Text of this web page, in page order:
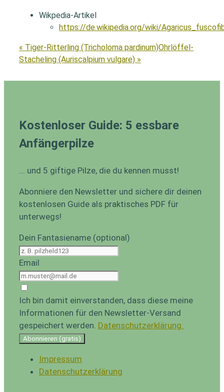
Wikpedia-Artikel
https://de.wikipedia.org/wiki/
« Tiger-Ritterling (Tricholoma pardinum)Ohrlöffel-
Stacheling (Auriscalpium vulgare) »
Kostenloser Guide: 5 essbare
Anfängerpilze
... und 5 giftige Pilze, die du kennen musst!
Abonniere den Newsletter und sichere dir deinen
kostenlosen Guide als praktisches PDF für
unterwegs!
Dein Fantasiename (optional)
Email
Ich bin damit einverstanden, dass diese meine
Informationen für den Newsletter-Versand
gespeichert werden. Datenschutzerklärung.
Abonnieren (gratis)
Impressum
Datenschutzerklärung